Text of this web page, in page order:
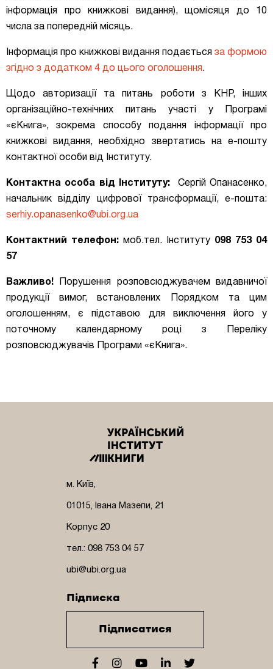
інформація про книжкові видання), щомісяця до 10
числа за попередній місяць.
Інформація про книжкові видання подається за формою
згідно з додатком 4 до цього оголошення.
Щодо авторизації та питань роботи з КНР, інших
організаційно-технічних питань участі у Програмі
«єКнига», зокрема способу подання інформації про
книжкові видання, необхідно звертатись на е-пошту
контактної особи від Інституту.
Контактна особа від Інституту: Сергій Опанасенко,
начальник відділу цифрової трансформації, е-пошта:
serhiy.opanasenko@ubi.org.ua
Контактний телефон: моб.тел. Інституту 098 753 04
57
Важливо!
Порушення розповсюджувачем видавничої
продукції вимог, встановлених Порядком та цим
оголошенням, є підставою для виключення його у
поточному календарному році з Переліку
розповсюджувачів Програми «єКнига».
м. Київ,
01015, Івана Мазепи, 21
Корпус 20
тел.: 098 753 04 57
ubi@ubi.org.ua
Підписка
Підписатися